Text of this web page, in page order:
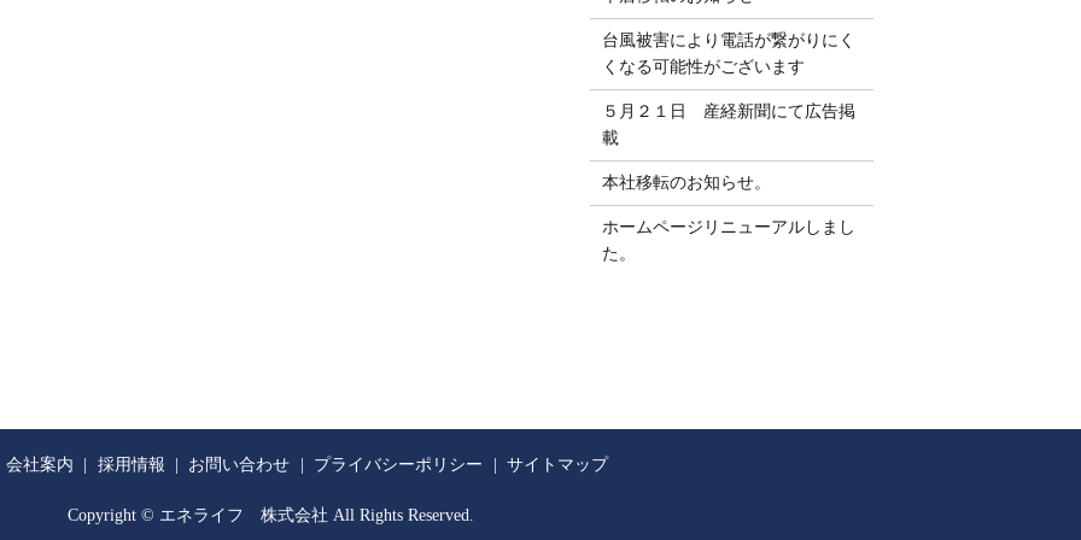
台風被害により電話が繋がりにく
くなる可能性がございます
５月２１日 産経新聞にて広告掲
載
本社移転のお知らせ。
ホームページリニューアルしまし
た。
会社案内 採用情報 お問い合わせ プライバシーポリシー サイトマップ
Copyright © エネライフ 株式会社 All Rights Reserved.